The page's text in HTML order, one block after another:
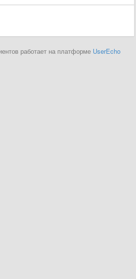
работает на платформе UserEcho